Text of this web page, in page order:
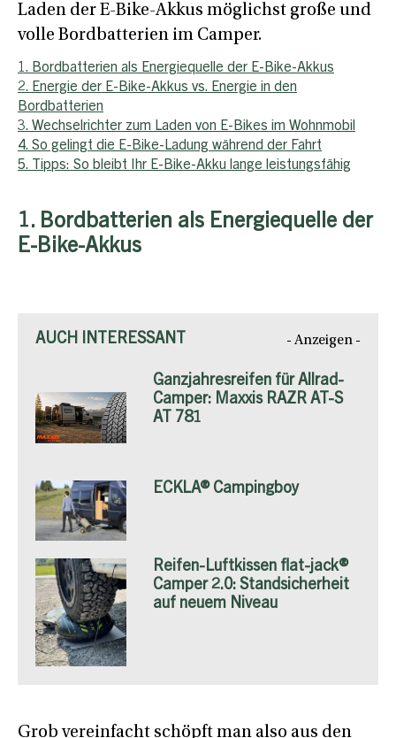
Laden der E-Bike-Akkus möglichst große und
volle Bordbatterien im Camper.
1. Bordbatterien als Energiequelle der E-Bike-Akkus
2. Energie der E-Bike-Akkus vs. Energie in den
Bordbatterien
3. Wechselrichter zum Laden von E-Bikes im Wohnmobil
4. So gelingt die E-Bike-Ladung während der Fahrt
5. Tipps: So bleibt Ihr E-Bike-Akku lange leistungsfähig
1. Bordbatterien als Energiequelle der
E-Bike-Akkus
AUCH INTERESSANT - Anzeigen -
Ganzjahresreifen für Allrad-
Camper: Maxxis RAZR AT-S
AT 781
ECKLA® Campingboy
Reifen-Luftkissen flat-jack®
Camper 2.0: Standsicherheit
auf neuem Niveau
Grob vereinfacht schöpft man also aus den